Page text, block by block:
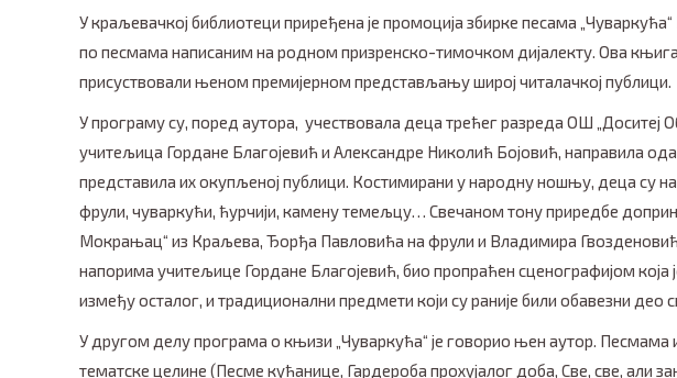
У краљевачкој библиотеци приређена је промоција збирке песама
по песмама написаним на родном призренско-тимочком дијалекту. Ова
присуствовали њеном премијерном представљању широј читалачкој публици.
У програму су, поред аутора, учествовала деца трећег разреда ОШ „Доситеј
учитељица Гордане Благојевић и Александре Николић Бојовић, направила
представила их окупљеној публици. Костимирани у народну ношњу, деца су
фрули, чуваркући, ћурчији, камену темељцу… Свечаном тону приредбе
Мокрањац“ из Краљева, Ђорђа Павловића на фрули и Владимира
напорима учитељице Гордане Благојевић, био пропраћен сценографијом која
између осталог, и традиционални предмети који су раније били обавезни део
У другом делу програма о књизи „Чуваркућа“ је говорио њен аутор. Песмама
тематске целине (Песме кућанице, Гардероба прохујалог доба, Све, све, али